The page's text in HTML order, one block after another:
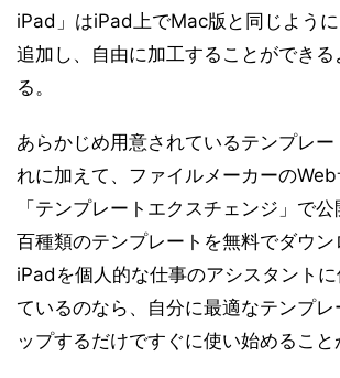
iPad」はiPad上でMac版と同じよう
追加し、自由に加工することができ
る。
あらかじめ用意されているテンプレ
れに加えて、ファイルメーカーの
「テンプレートエクスチェンジ」で
百種類のテンプレートを無料でダウン
iPadを個人的な仕事のアシスタント
ているのなら、自分に最適なテンプレ
ップするだけですぐに使い始めること